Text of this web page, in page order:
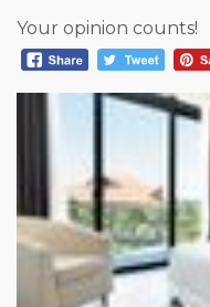
Your opinion counts!